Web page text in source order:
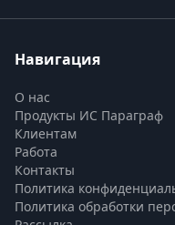
Навигация
О нас
Продукты ИС Параграф
Клиентам
Работа
Контакты
Политика
Политика обработки